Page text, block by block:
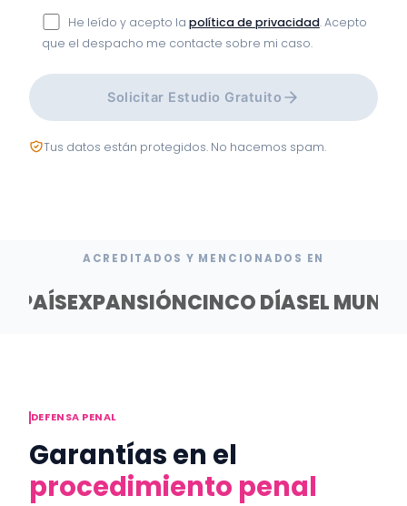
He leído y acepto la política de privacidad. Acepto
que el despacho me contacte sobre mi caso.
Solicitar Estudio Gratuito
Tus datos están protegidos. No hacemos spam.
ACREDITADOS Y MENCIONADOS EN
PAÍSEXPANSIÓNCINCO DÍASEL
DEFENSA PENAL
Garantías en el
procedimiento penal